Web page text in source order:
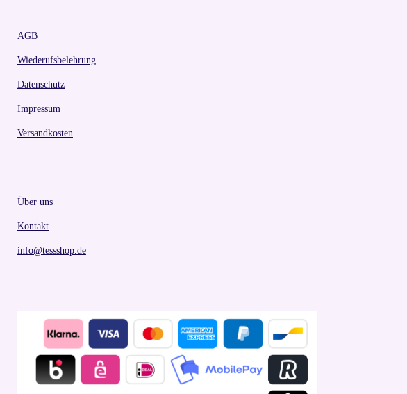
AGB
Wiederufsbelehrung
Datenschutz
Impressum
Versandkosten
Über uns
Kontakt
info@tessshop.de